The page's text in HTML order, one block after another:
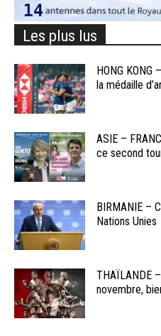
Les plus lus
HONG KONG
la médaille
ASIE –
ce second
BIRMANIE –
Nations Unies
THAÏLANDE
novembre,